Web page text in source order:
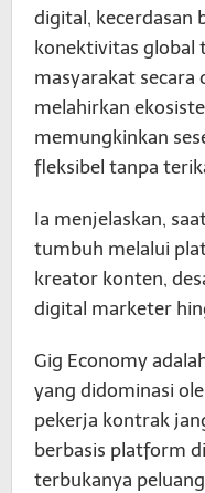
digital, kecerdasan
konektivitas global
masyarakat secara
melahirkan
memungkinkan
fleksibel tanpa
Ia menjelaskan,
tumbuh melalui
kreator konten,
digital marketer
Gig Economy
yang didominasi
pekerja kontrak
berbasis platform
terbukanya